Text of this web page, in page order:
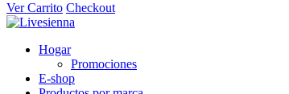
Ver Carrito Checkout
Hogar
Promociones
E-shop